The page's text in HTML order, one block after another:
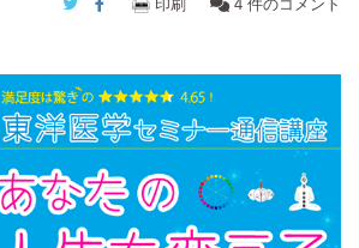
印刷 4 件のコメント